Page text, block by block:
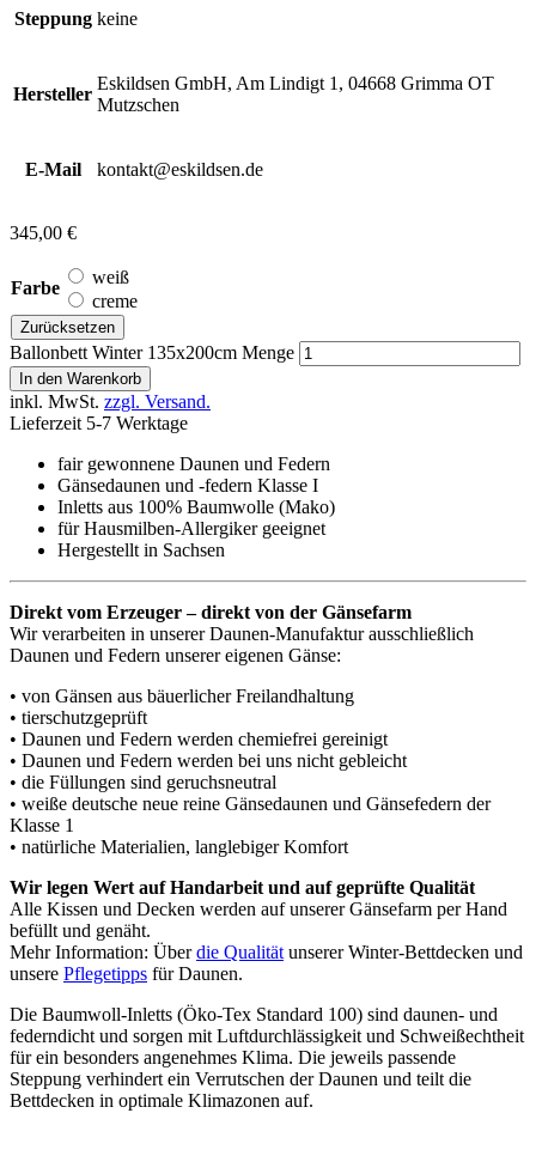
Steppung keine
Hersteller
Eskildsen GmbH, Am Lindigt 1, 04668 Grimma OT
Mutzschen
E-Mail kontakt@eskildsen.de
345,00 €
Farbe
weiß
creme
Zurücksetzen
Ballonbett Winter 135x200cm Menge
In den Warenkorb
inkl. MwSt. zzgl. Versand.
Lieferzeit 5-7 Werktage
fair gewonnene Daunen und Federn
Gänsedaunen und -federn Klasse I
Inletts aus 100% Baumwolle (Mako)
für Hausmilben-Allergiker geeignet
Hergestellt in Sachsen
Direkt vom Erzeuger – direkt von der Gänsefarm
Wir verarbeiten in unserer Daunen-Manufaktur ausschließlich
Daunen und Federn unserer eigenen Gänse:
• von Gänsen aus bäuerlicher Freilandhaltung
• tierschutzgeprüft
• Daunen und Federn werden chemiefrei gereinigt
• Daunen und Federn werden bei uns nicht gebleicht
• die Füllungen sind geruchsneutral
• weiße deutsche neue reine Gänsedaunen und Gänsefedern der
Klasse 1
• natürliche Materialien, langlebiger Komfort
Wir legen Wert auf Handarbeit und auf geprüfte Qualität
Alle Kissen und Decken werden auf unserer Gänsefarm per Hand
befüllt und genäht.
Mehr Information: Überdie Qualität unserer Winter-Bettdecken und
unsere Pflegetipps für Daunen.
Die Baumwoll-Inletts (Öko-Tex Standard 100) sind daunen- und
federndicht und sorgen mit Luftdurchlässigkeit und Schweißechtheit
für ein besonders angenehmes Klima. Die jeweils passende
Steppung verhindert ein Verrutschen der Daunen und teilt die
Bettdecken in optimale Klimazonen auf.